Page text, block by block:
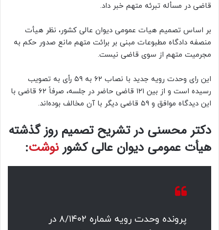
قاضی در مسأله تبرئه متهم خبر داد.
بر اساس تصمیم هیات عمومی دیوان عالی کشور، نظر هیأت
منصفه دادگاه مطبوعات مبنی بر برائت متهم مانع صدور حکم به
مجرمیت متهم از سوی قاضی نیست.
این رای وحدت رویه جدید با نصاب ۶۲ به ۵۹ رأی به تصویب
رسیده است و از بین ۱۲۱ قاضی حاضر در جلسه، صرفاً ۶۲ قاضی با
این دیدگاه موافق و ۵۹ قاضی دیگر با آن مخالف بوده‌اند.
دکتر محسنی در تشریح تصمیم روز گذشته
هیأت عمومی دیوان عالی کشورنوشت:
پرونده وحدت رویه شماره ۸/۱۴۰۲ در